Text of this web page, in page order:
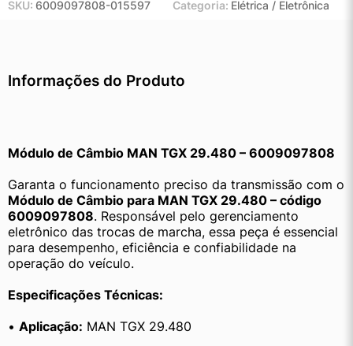
SKU: 6009097808-015597 Categoria: Elétrica / Eletrônica
Informações do Produto
Módulo de Câmbio MAN TGX 29.480 – 6009097808
Módulo de Câmbio para MAN TGX 29.480 – código
6009097808. Responsável pelo gerenciamento
eletrônico das trocas de marcha, essa peça é essencial
para desempenho, eficiência e confiabilidade na
operação do veículo.
Especificações Técnicas:
• Aplicação: MAN TGX 29.480